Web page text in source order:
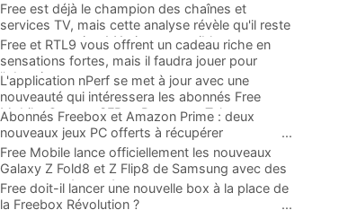
Free est déjà le champion des chaînes et
services TV, mais cette analyse révèle qu'il reste
encore au moins 141 ajouts possibles
Free et RTL9 vous offrent un cadeau riche en
sensations fortes, mais il faudra jouer pour
l'obtenir
L'application nPerf se met à jour avec une
nouveauté qui intéressera les abonnés Free
Mobile, Orange, SFR et Bouygues Telecom
Abonnés Freebox et Amazon Prime : deux
nouveaux jeux PC offerts à récupérer
...
Free Mobile lance officiellement les nouveaux
Galaxy Z Fold8 et Z Flip8 de Samsung avec des
promos et des cadeaux
...
Free doit-il lancer une nouvelle box à la place de
la Freebox Révolution ?
...